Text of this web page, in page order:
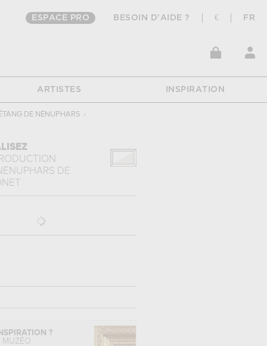
ESPACE PRO BESOIN D'AIDE ? € FR
ARTISTES INSPIRATION
ÉTANG DE NÉNUPHARS ›
DE
?
MUZÉO